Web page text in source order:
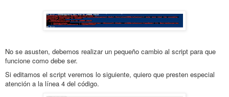
No se asusten, debemos realizar un pequeño cambio al script para que
funcione como debe ser.
Si editamos el script veremos lo siguiente, quiero que presten especial
atención a la línea 4 del código.